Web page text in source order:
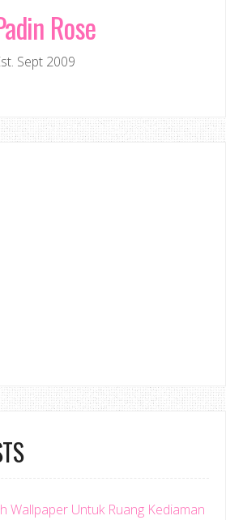
Rose
Sept 2009
Wallpaper Untuk Ruang Kediaman